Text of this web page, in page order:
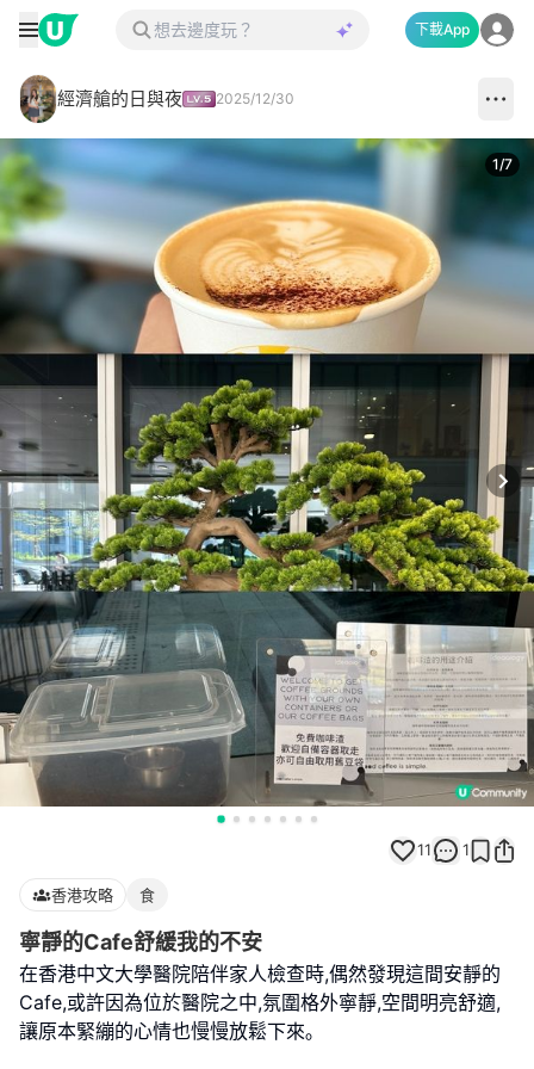
下載App
經濟艙的日與夜 2025/12/30
1/7
11 1
香港攻略 食
寧靜的Cafe舒緩我的不安
在香港中文大學醫院陪伴家人檢查時,偶然發現這間安靜的
Cafe,或許因為位於醫院之中,氛圍格外寧靜,空間明亮舒適,
讓原本緊繃的心情也慢慢放鬆下來｡